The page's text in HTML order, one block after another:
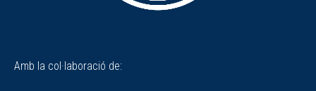
Amb la col·laboració de: